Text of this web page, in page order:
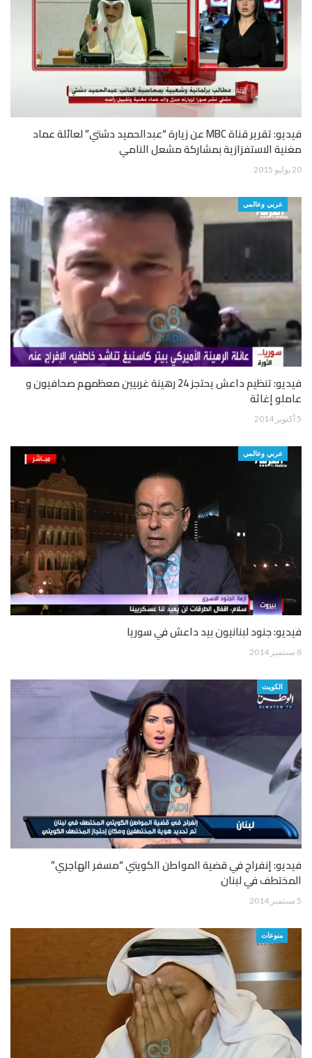
فيديو: تقرير قناة MBC عن زيارة “عبدالحميد دشتي” لعائلة عماد
مغنية الاستفزازية بمشاركة مشعل النامي
20 يوليو 2015
عربي وعالمي
فيديو: تنظيم داعش يحتجز 24 رهينة غربيين معظمهم صحافيون و
عاملو إغاثة
5 أكتوبر 2014
عربي وعالمي
فيديو: جنود لبنانيون بيد داعش في سوريا
8 سبتمبر 2014
الكويت
فيديو: إنفراج في قضية المواطن الكويتي “مسفر الهاجري”
المختطف في لبنان
5 سبتمبر 2014
منوعات